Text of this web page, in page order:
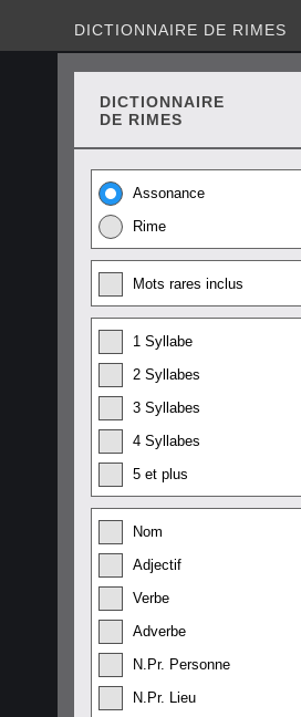
DICTIONNAIRE DE RIMES
DICTIONNAIRE
DE RIMES
Assonance
Rime
Mots rares inclus
1 Syllabe
2 Syllabes
3 Syllabes
4 Syllabes
5 et plus
Nom
Adjectif
Verbe
Adverbe
N.Pr. Personne
N.Pr. Lieu